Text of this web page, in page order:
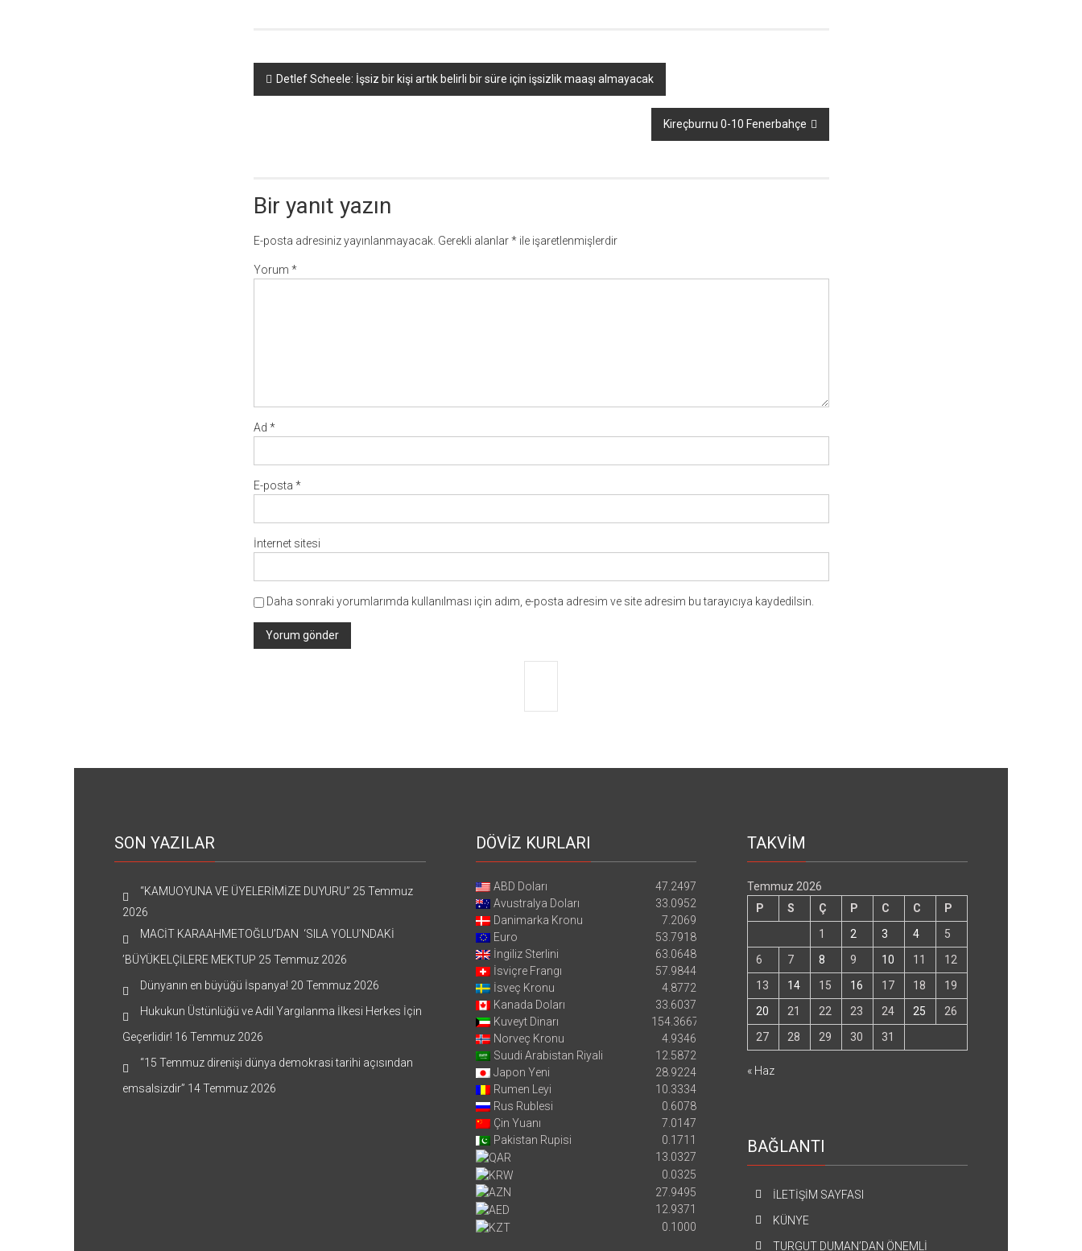
Yazı
dolaşımı
Detlef Scheele: İşsiz bir kişi artık belirli bir süre için işsizlik maaşı almayacak
Kireçburnu 0-10 Fenerbahçe
Bir yanıt yazın
E-posta adresiniz yayınlanmayacak. Gerekli alanlar*ile işaretlenmişlerdir
Yorum *
Ad *
E-posta *
İnternet sitesi
Daha sonraki yorumlarımda kullanılması için adım, e-posta adresim ve site adresim bu tarayıcıya kaydedilsin.
SON YAZILAR
“KAMUOYUNA VE ÜYELERİMİZE DUYURU” 25 Temmuz
2026
MACİT KARAAHMETOĞLU’DAN ‘SILA YOLU’NDAKİ
’BÜYÜKELÇİLERE MEKTUP 25 Temmuz 2026
Dünyanın en büyüğü İspanya! 20 Temmuz 2026
Hukukun Üstünlüğü ve Adil Yargılanma İlkesi Herkes İçin
Geçerlidir! 16 Temmuz 2026
“15 Temmuz direnişi dünya demokrasi tarihi açısından
emsalsizdir” 14 Temmuz 2026
DÖVİZ KURLARI
ABD Doları
47.2497
Avustralya Doları
33.0952
Danimarka Kronu
7.2069
Euro
53.7918
İngiliz Sterlini
63.0648
İsviçre Frangı
57.9844
İsveç Kronu
4.8772
Kanada Doları
33.6037
Kuveyt Dinarı
154.3667
Norveç Kronu
4.9346
Suudi Arabistan Riyali
12.5872
Japon Yeni
28.9224
Rumen Leyi
10.3334
Rus Rublesi
0.6078
Çin Yuanı
7.0147
Pakistan Rupisi
0.1711
13.0327
0.0325
27.9495
12.9371
0.1000
TAKVİM
Temmuz 2026
P
S Ç P C C
P
1
2 3 4
5
6
7 8 9 10 11
12
13
14 15 16 17 18
19
20
21 22 23 24 25
26
27
28 29 30 31
« Haz
BAĞLANTI
İLETİŞİM SAYFASI
KÜNYE
TURGUT DUMAN’DAN ÖNEMLİ